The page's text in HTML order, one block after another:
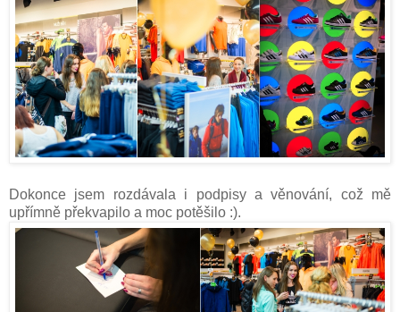
Dokonce jsem rozdávala i podpisy a věnování, což mě
upřímně překvapilo a moc potěšilo :).